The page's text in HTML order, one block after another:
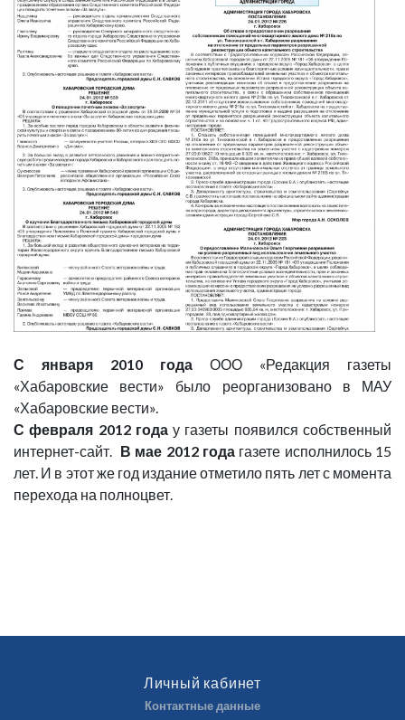
С января 2010 года ООО «Редакция газеты
«Хабаровские вести» было реорганизовано в МАУ
«Хабаровские вести».
С февраля 2012 годау газеты появился собственный
интернет-сайт. В мае 2012 годагазете исполнилось 15
лет. И в этот же год издание отметило пять лет с момента
перехода на полноцвет.
Личный кабинет
Контактные данные